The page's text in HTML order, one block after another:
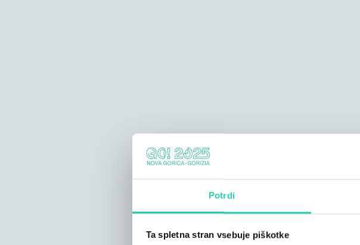
Potrdi
Ta spletna stran vsebuje piškotke